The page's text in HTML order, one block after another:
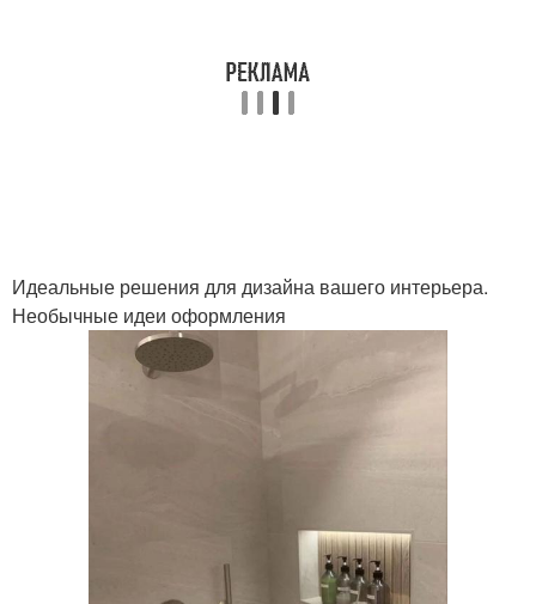
Идеальные решения для дизайна вашего интерьера.
Необычные идеи оформления